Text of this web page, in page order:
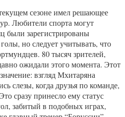
сезоне имел решающее
Любители спорта могут
были зарегистрированы
но следует учитывать, что
80 тысяч зрителей,
ожидали этого момента. Этот
взгляд Мхитаряна
слезы, когда друзья по команде,
сразу принесло ему статус
забитый в подобных играх,